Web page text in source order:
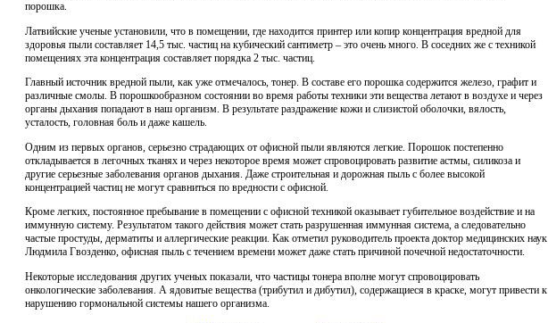
порошка.
Латвийские ученые установили, что в помещении, где находится принтер или копир концентрация вредной для
здоровья пыли составляет 14,5 тыс. частиц на кубический сантиметр – это очень много. В соседних же с техникой
помещениях эта концентрация составляет порядка 2 тыс. частиц.
Главный источник вредной пыли, как уже отмечалось, тонер. В составе его порошка содержится железо, графит и
различные смолы. В порошкообразном состоянии во время работы техники эти вещества летают в воздухе и через
органы дыхания попадают в наш организм. В результате раздражение кожи и слизистой оболочки, вялость,
усталость, головная боль и даже кашель.
Одним из первых органов, серьезно страдающих от офисной пыли являются легкие. Порошок постепенно
откладывается в легочных тканях и через некоторое время может спровоцировать развитие астмы, силикоза и
другие серьезные заболевания органов дыхания. Даже строительная и дорожная пыль с более высокой
концентрацией частиц не могут сравниться по вредности с офисной.
Кроме легких, постоянное пребывание в помещении с офисной техникой оказывает губительное воздействие и на
иммунную систему. Результатом такого действия может стать разрушенная иммунная система, а следовательно
частые простуды, дерматиты и аллергические реакции. Как отметил руководитель проекта доктор медицинских наук
Людмила Гвозденко, офисная пыль с течением времени может даже стать причиной почечной недостаточности.
Некоторые исследования других ученых показали, что частицы тонера вполне могут спровоцировать
онкологические заболевания. А ядовитые вещества (трибутил и дибутил), содержащиеся в краске, могут привести к
нарушению гормональной системы нашего организма.